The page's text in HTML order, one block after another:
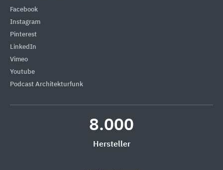
Facebook
Instagram
Pinterest
LinkedIn
Vimeo
Youtube
Podcast Architekturfunk
8.000
Hersteller